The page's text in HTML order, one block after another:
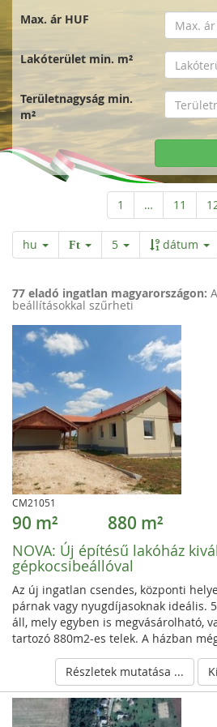
Max. ár HUF
Lakóterület min. m²
Területnagyság min.
m²
1 … 11
hu Ft 5 dátum
77 eladó ingatlan magyarországon:
beállításokkal szűrheti
CM21051
90 m² 880 m²
NOVA: Új építésű lakóház
gépkocsibeállóval
Az új ingatlan csendes, központi
párnak vagy nyugdíjasoknak ideális.
áll, mely egyben is megvásárolható,
tartozó 880m2-es telek. A házban
Részletek mutatása ...